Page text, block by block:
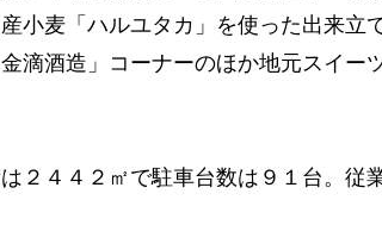
小麦「ハルユタカ」を使った出来立
滴酒造」コーナーのほか地元スイー
２４４２㎡で駐車台数は９１台。従